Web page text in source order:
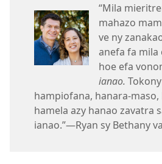
“Mila
mahazo
ve ny
anefa fa
hoe efa
ianao.
hampiofana, hanara-
hamela azy hanao zavatra
ianao.”—Ryan sy Bethany